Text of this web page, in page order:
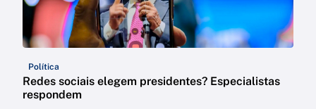
Política
Redes sociais elegem presidentes? Especialistas
respondem